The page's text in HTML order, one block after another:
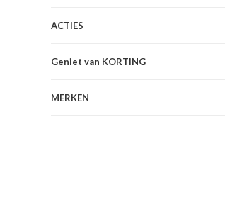
ACTIES
Geniet van KORTING
MERKEN